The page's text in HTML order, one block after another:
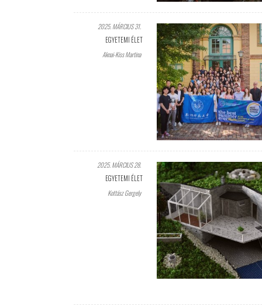
2025. MÁRCIUS 31.
EGYETEMI ÉLET
Aknai-Kiss Martina
2025. MÁRCIUS 28.
EGYETEMI ÉLET
Kottász Gergely